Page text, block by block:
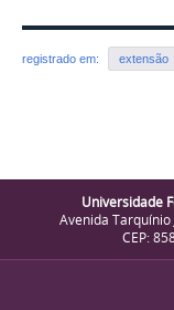
registrado em: extensão
Universidade
Avenida Tarquínio
CEP: